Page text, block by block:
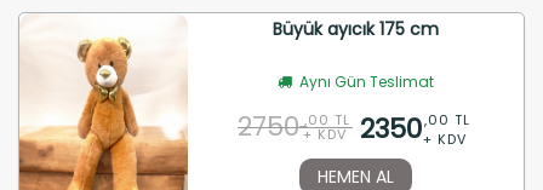
Büyük ayıcık 175 cm
Aynı Gün Teslimat
2750 ,00 TL
+ KDV 2350,00 TL
+ KDV
HEMEN AL